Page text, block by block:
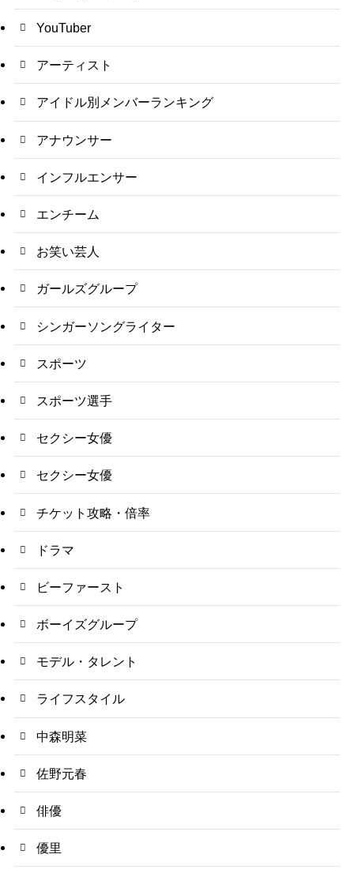
YouTuber
アーティスト
アイドル別メンバーランキング
アナウンサー
インフルエンサー
エンチーム
お笑い芸人
ガールズグループ
シンガーソングライター
スポーツ
スポーツ選手
セクシー女優
セクシー女優
チケット攻略・倍率
ドラマ
ビーファースト
ボーイズグループ
モデル・タレント
ライフスタイル
中森明菜
佐野元春
俳優
優里